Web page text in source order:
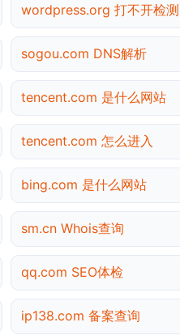
wordpress.org 打不开检测
sogou.com DNS解析
tencent.com 是什么网站
tencent.com 怎么进入
bing.com 是什么网站
sm.cn Whois查询
qq.com SEO体检
ip138.com 备案查询